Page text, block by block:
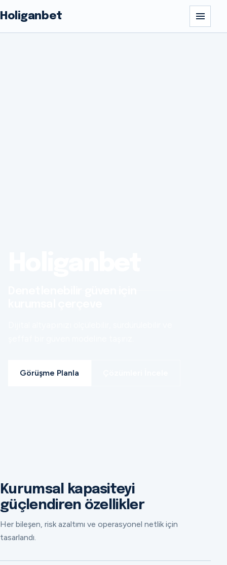
Holiganbet
Görüşme Planla
Kurumsal kapasiteyi
güçlendiren özellikler
Her bileşen, risk azaltımı ve operasyonel netlik için
tasarlandı.